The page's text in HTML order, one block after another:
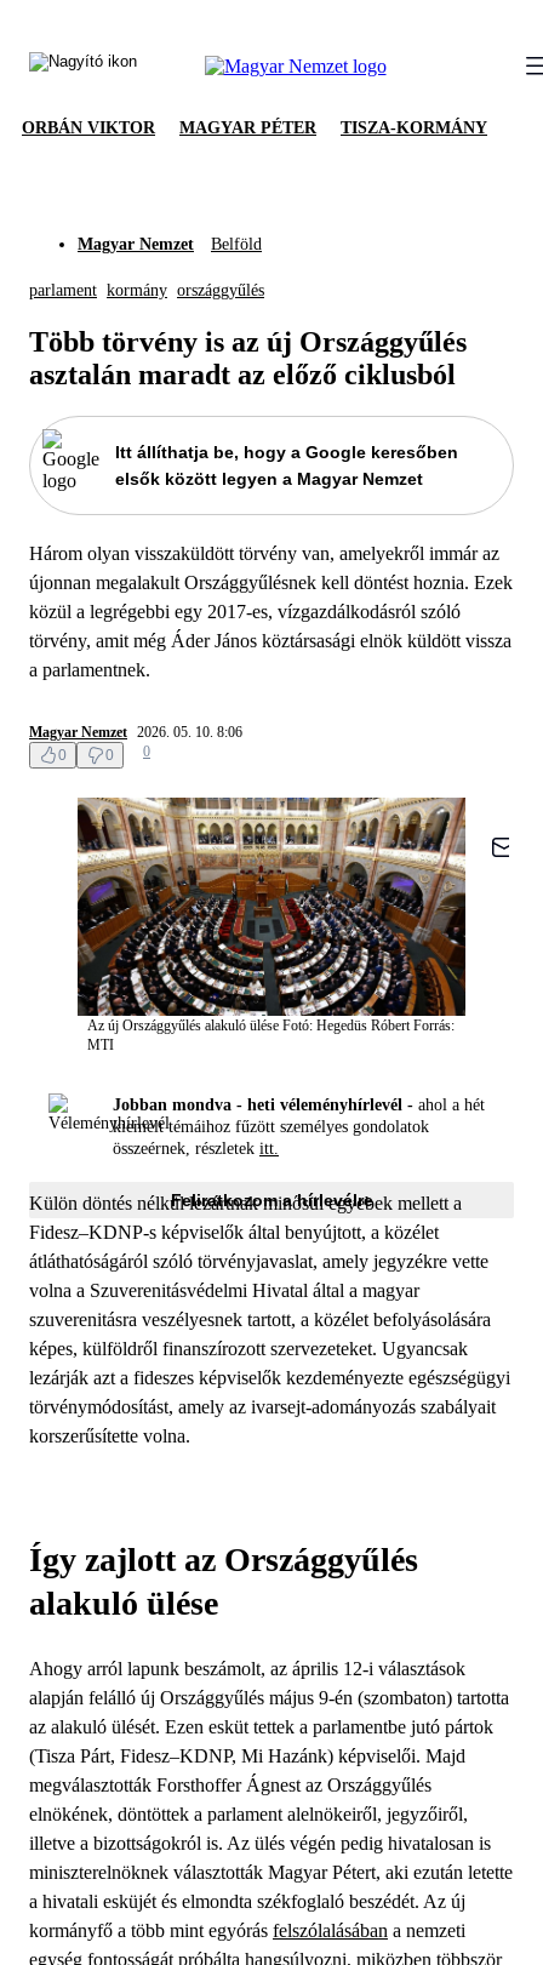
ORBÁN VIKTOR MAGYAR PÉTER TISZA-KORMÁNY
Magyar Nemzet Belföld
parlament kormány országgyűlés
Több törvény is az új Országgyűlés
asztalán maradt az előző ciklusból
Itt állíthatja be, hogy a Google keresőben
elsők között legyen a Magyar Nemzet
Három olyan visszaküldött törvény van, amelyekről immár az
újonnan megalakult Országgyűlésnek kell döntést hoznia. Ezek
közül a legrégebbi egy 2017-es, vízgazdálkodásról szóló
törvény, amit még Áder János köztársasági elnök küldött vissza
a parlamentnek.
Magyar Nemzet 2026. 05. 10. 8:06
0
0 0
Az új Országgyűlés alakuló ülése Fotó: Hegedüs RóbertForrás:
MTI
Jobban mondva - heti véleményhírlevél - ahol a hét
kiemelt témáihoz fűzött személyes gondolatok
összeérnek, részletek itt.
Feliratkozom a hírlevélre
Külön döntés nélkül lezártnak minősül egyebek mellett a
Fidesz–KDNP-s képviselők által benyújtott, a közélet
átláthatóságáról szóló törvényjavaslat, amely jegyzékre vette
volna a Szuverenitásvédelmi Hivatal által a magyar
szuverenitásra veszélyesnek tartott, a közélet befolyásolására
képes, külföldről finanszírozott szervezeteket. Ugyancsak
lezárják azt a fideszes képviselők kezdeményezte egészségügyi
törvénymódosítást, amely az ivarsejt-adományozás szabályait
korszerűsítette volna.
Így zajlott az Országgyűlés
alakuló ülése
Ahogy arról lapunk beszámolt, az április 12-i választások
alapján felálló új Országgyűlés május 9-én (szombaton) tartotta
az alakuló ülését. Ezen esküt tettek a parlamentbe jutó pártok
(Tisza Párt, Fidesz–KDNP, Mi Hazánk) képviselői. Majd
megválasztották Forsthoffer Ágnest az Országgyűlés
elnökének, döntöttek a parlament alelnökeiről, jegyzőiről,
illetve a bizottságokról is. Az ülés végén pedig hivatalosan is
miniszterelnöknek választották Magyar Pétert, aki ezután letette
a hivatali esküjét és elmondta székfoglaló beszédét. Az új
kormányfő a több mint egyórás felszólalásában a nemzeti
egység fontosságát próbálta hangsúlyozni, miközben többször